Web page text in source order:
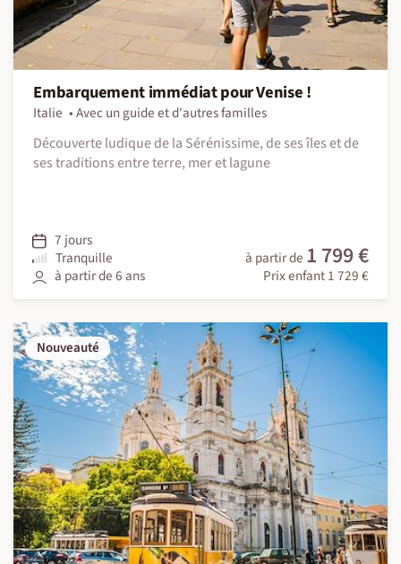
Embarquement immédiat pour Venise !
Italie
Avec un guide et d'autres familles
Découverte ludique de la Sérénissime, de ses îles et de
ses traditions entre terre, mer et lagune
7 jours
Tranquille
à partir de 6 ans
à partir de 1 799 €
Prix enfant 1 729 €
Nouveauté